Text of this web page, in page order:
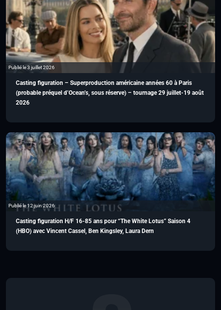
Publié le 3 juillet 2026
Casting figuration – Superproduction américaine années 60 à Paris
(probable préquel d’Ocean’s, sous réserve) – tournage 29 juillet-19 août
2026
Publié le 12 juin 2026
Casting figuration H/F 16-85 ans pour “The White Lotus” Saison 4
(HBO) avec Vincent Cassel, Ben Kingsley, Laura Dern